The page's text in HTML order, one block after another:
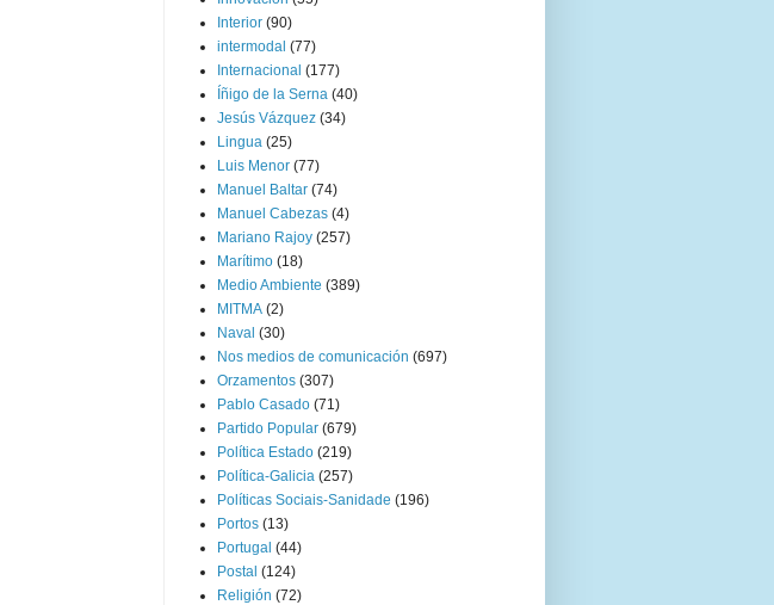
Interior (90)
intermodal (77)
Internacional (177)
Íñigo de la Serna (40)
Jesús Vázquez (34)
Lingua (25)
Luis Menor (77)
Manuel Baltar (74)
Manuel Cabezas (4)
Mariano Rajoy (257)
Marítimo (18)
Medio Ambiente (389)
MITMA (2)
Naval (30)
Nos medios de comunicación (697)
Orzamentos (307)
Pablo Casado (71)
Partido Popular (679)
Política Estado (219)
Política-Galicia (257)
Políticas Sociais-Sanidade (196)
Portos (13)
Portugal (44)
Postal (124)
Religión (72)